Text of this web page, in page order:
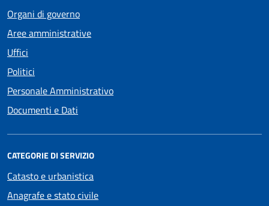
Organi di governo
Aree amministrative
Uffici
Politici
Personale Amministrativo
Documenti e Dati
CATEGORIE DI SERVIZIO
Catasto e urbanistica
Anagrafe e stato civile